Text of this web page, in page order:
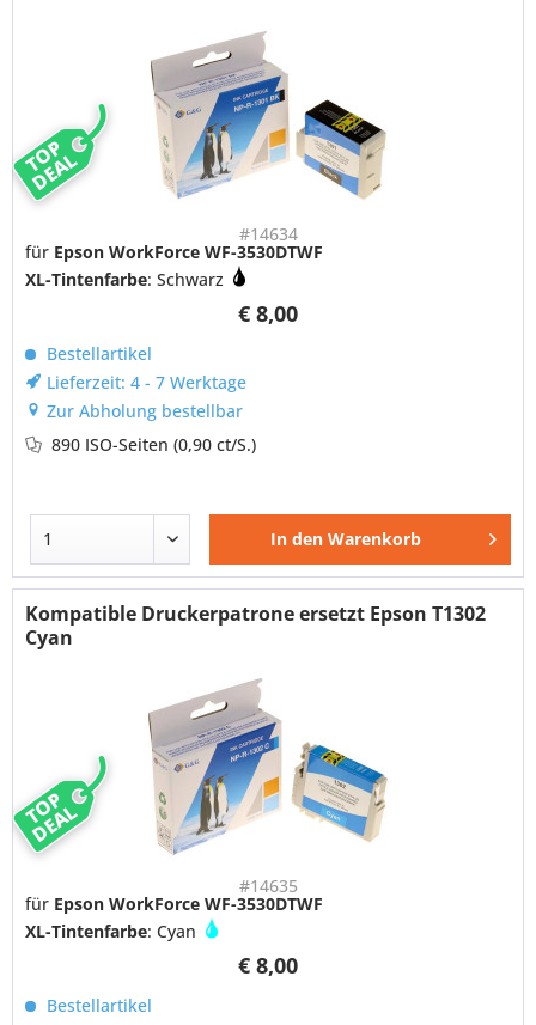
TOP
DEAL
#14634
€ 8,00
für Epson WorkForce WF-3530DTWF
XL-Tintenfarbe: Schwarz
Bestellartikel
Lieferzeit: 4 - 7 Werktage
Zur Abholung bestellbar
890 ISO-Seiten(0,90 ct/S.)
In den Warenkorb
TOP
DEAL
Kompatible Druckerpatrone ersetzt Epson T1302
Cyan
#14635
€ 8,00
für Epson WorkForce WF-3530DTWF
XL-Tintenfarbe: Cyan
Bestellartikel